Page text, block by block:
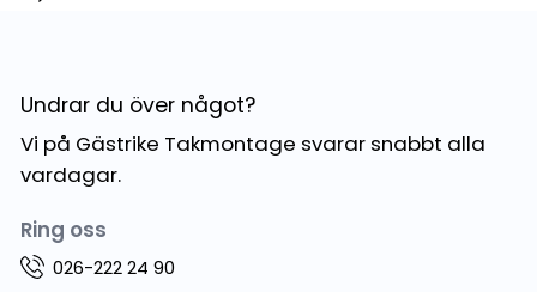
Undrar du över något?
Vi på Gästrike Takmontage svarar snabbt alla
vardagar.
Ring oss
026-222 24 90